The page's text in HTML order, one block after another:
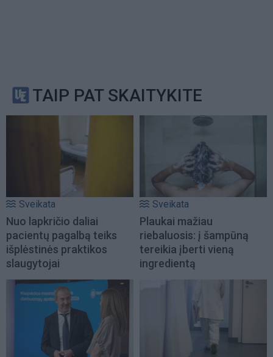
TAIP PAT SKAITYKITE
Sveikata
Nuo lapkričio daliai
pacientų pagalbą teiks
išplėstinės praktikos
slaugytojai
Sveikata
Plaukai mažiau
riebaluosis: į šampūną
tereikia įberti vieną
ingredientą